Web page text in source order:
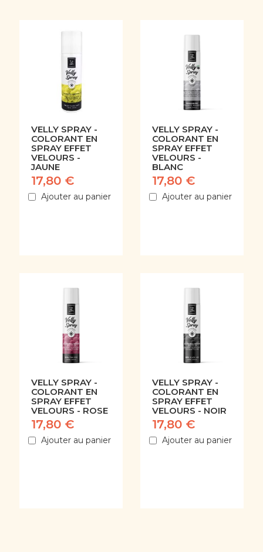
VELLY SPRAY -
COLORANT EN
SPRAY EFFET
VELOURS -
JAUNE
17,80 €
Ajouter au panier
VELLY SPRAY -
COLORANT EN
SPRAY EFFET
VELOURS -
BLANC
17,80 €
Ajouter au panier
VELLY SPRAY -
COLORANT EN
SPRAY EFFET
VELOURS - ROSE
17,80 €
Ajouter au panier
VELLY SPRAY -
COLORANT EN
SPRAY EFFET
VELOURS - NOIR
17,80 €
Ajouter au panier